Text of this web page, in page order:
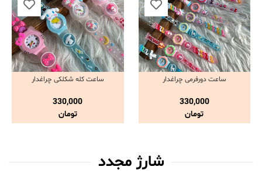
مشاهده و خرید
ساعت دورفرمی چراغدار
330,000
تومان
مشاهده و خرید
ساعت کله شکلکی چراغدار
330,000
تومان
شارژ مجدد